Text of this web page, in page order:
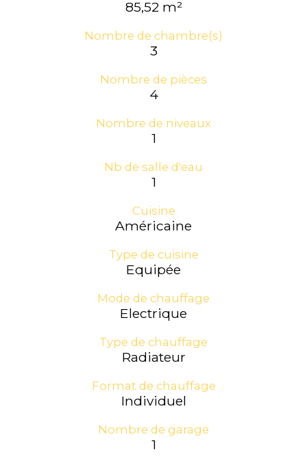
85,52 m²
Nombre de chambre(s)
3
Nombre de pièces
4
Nombre de niveaux
1
Nb de salle d'eau
1
Cuisine
Américaine
Type de cuisine
Equipée
Mode de chauffage
Electrique
Type de chauffage
Radiateur
Format de chauffage
Individuel
Nombre de garage
1